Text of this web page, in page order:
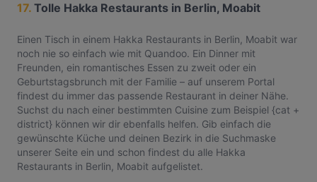
17. Tolle Hakka Restaurants in Berlin, Moabit
Einen Tisch in einem Hakka Restaurants in Berlin, Moabit war
noch nie so einfach wie mit Quandoo. Ein Dinner mit
Freunden, ein romantisches Essen zu zweit oder ein
Geburtstagsbrunch mit der Familie – auf unserem Portal
findest du immer das passende Restaurant in deiner Nähe.
Suchst du nach einer bestimmten Cuisine zum Beispiel {cat +
district} können wir dir ebenfalls helfen. Gib einfach die
gewünschte Küche und deinen Bezirk in die Suchmaske
unserer Seite ein und schon findest du alle Hakka
Restaurants in Berlin, Moabit aufgelistet.